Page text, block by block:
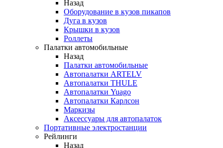
Назад
Оборудование в кузов пикапов
Дуга в кузов
Крышки в кузов
Роллеты
Палатки автомобильные
Назад
Палатки автомобильные
Автопалатки ARTELV
Автопалатки THULE
Автопалатки Yuago
Автопалатки Карлсон
Маркизы
Аксессуары для автопалаток
Портативные электростанции
Рейлинги
Назад